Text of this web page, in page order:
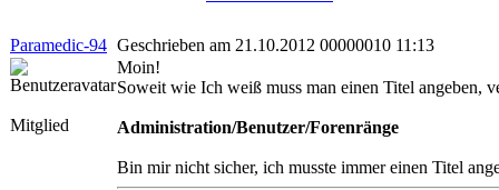
Paramedic-94 Geschrieben am 21.10.2012 00000010 11:13
Mitglied
Moin!
Soweit wie Ich weiß muss man einen Titel angeben,
Administration/Benutzer/Forenränge
Bin mir nicht sicher, ich musste immer einen Titel